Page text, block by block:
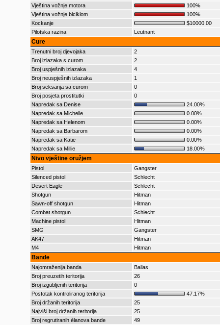
Vještina vožnje motora
100%
Vještina vožnje biciklom
100%
Kockanje
$10000.00
Pilotska razina
Leutnant
Cure
Trenutni broj djevojaka
2
Broj izlazaka s curom
2
Broj uspješnih izlazaka
4
Broj neuspješnih izlazaka
1
Broj seksanja sa curom
0
Broj posjeta prostitutki
0
Napredak sa Denise
24.00%
Napredak sa Michelle
0.00%
Napredak sa Helenom
0.00%
Napredak sa Barbarom
0.00%
Napredak sa Katie
0.00%
Napredak sa Millie
18.00%
Nivo vještine oružjem
Pistol
Gangster
Silenced pistol
Schlecht
Desert Eagle
Schlecht
Shotgun
Hitman
Sawn-off shotgun
Hitman
Combat shotgun
Schlecht
Machine pistol
Hitman
SMG
Gangster
AK47
Hitman
M4
Hitman
Bande
Najomraženija banda
Ballas
Broj preuzetih teritorija
26
Broj izgubljenih teritorija
0
Postotak kontroliranog teritorija
47.17%
Broj držanih teritorija
25
Najviši broj držanih teritorija
25
Broj regrutiranih èlanova bande
49